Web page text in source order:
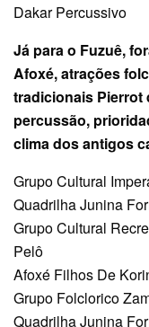
Dakar Percussivo
Já para o Fuzuê,
Afoxé, atrações
tradicionais Pierrot
percussão,
clima dos antigos
Grupo Cultural
Quadrilha Junina
Grupo Cultural
Pelô
Afoxé Filhos De
Grupo Folclorico
Quadrilha Junina